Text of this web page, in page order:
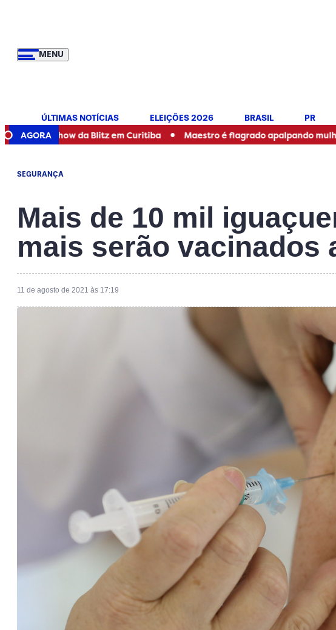
MENU
ÚLTIMAS NOTÍCIAS ELEIÇÕES 2026 BRASIL PR
AGORA
da Blitz em Curitiba • Maestro é flagrado apalpando mulher que
SEGURANÇA
Mais de 10 mil
mais serão vacinados
11 de agosto de 2021 às 17:19